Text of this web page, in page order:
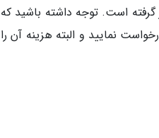
است. توجه داشته باشید که
نمایید و البته هزینه آن را